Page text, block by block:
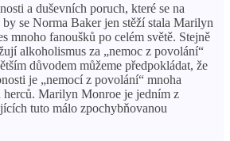
a duševních poruch, které se na
se Norma Baker jen stěží stala Marilyn
mnoho fanoušků po celém světě. Stejně
alkoholismus za „nemoc z povolání“
důvodem můžeme předpokládat, že
je „nemocí z povolání“ mnoha
herců. Marilyn Monroe je jedním z
tuto málo zpochybňovanou